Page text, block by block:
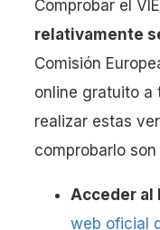
Comprobar el
relativamente
Comisión
online gratuito a
realizar estas
comprobarlo
Acceder al
web oficial